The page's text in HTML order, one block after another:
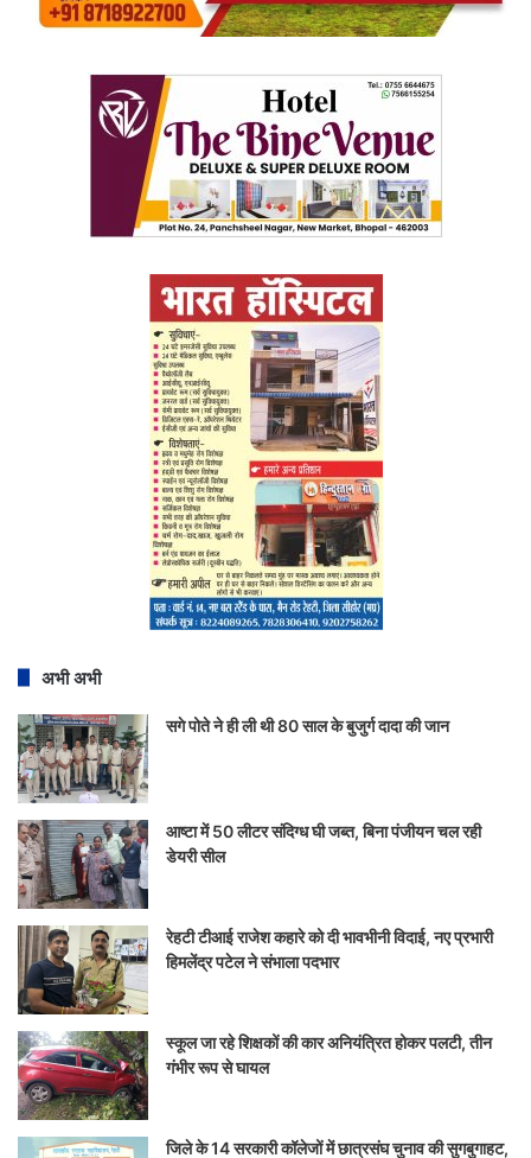
अभी अभी
सगे पोते ने ही ली थी 80 साल के बुजुर्ग दादा की जान
आष्टा में 50 लीटर संदिग्ध घी जब्त, बिना पंजीयन चल रही
डेयरी सील
रेहटी टीआई राजेश कहारे को दी भावभीनी विदाई, नए प्रभारी
हिमलेंद्र पटेल ने संभाला पदभार
स्कूल जा रहे शिक्षकों की कार अनियंत्रित होकर पलटी, तीन
गंभीर रूप से घायल
जिले के 14 सरकारी कॉलेजों में छात्रसंघ चुनाव की सुगबुगाहट,